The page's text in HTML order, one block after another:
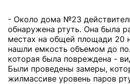
- Около дома №23
обнаружена ртуть. Она была
местах на общей площади 20
нашли емкость объемом до
которая была повреждена -
Были проведены замеры,
жилмассиве уровень паров